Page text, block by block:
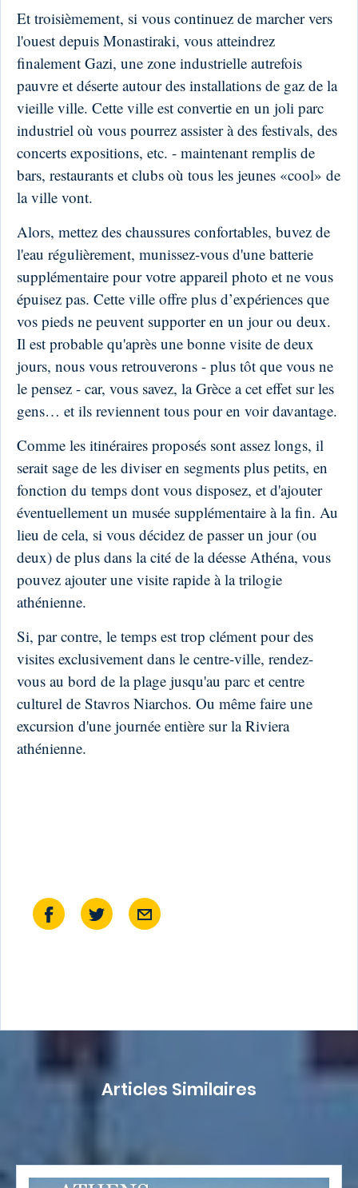
Et troisièmement, si vous continuez de marcher vers
l'ouest depuis Monastiraki, vous atteindrez
finalement Gazi, une zone industrielle autrefois
pauvre et déserte autour des installations de gaz de la
vieille ville. Cette ville est convertie en un joli parc
industriel où vous pourrez assister à des festivals, des
concerts expositions, etc. - maintenant remplis de
bars, restaurants et clubs où tous les jeunes «cool» de
la ville vont.
Alors, mettez des chaussures confortables, buvez de
l'eau régulièrement, munissez-vous d'une batterie
supplémentaire pour votre appareil photo et ne vous
épuisez pas. Cette ville offre plus d’expériences que
vos pieds ne peuvent supporter en un jour ou deux.
Il est probable qu'après une bonne visite de deux
jours, nous vous retrouverons - plus tôt que vous ne
le pensez - car, vous savez, la Grèce a cet effet sur les
gens… et ils reviennent tous pour en voir davantage.
Comme les itinéraires proposés sont assez longs, il
serait sage de les diviser en segments plus petits, en
fonction du temps dont vous disposez, et d'ajouter
éventuellement un musée supplémentaire à la fin. Au
lieu de cela, si vous décidez de passer un jour (ou
deux) de plus dans la cité de la déesse Athéna, vous
pouvez ajouter une visite rapide à la trilogie
athénienne.
Si, par contre, le temps est trop clément pour des
visites exclusivement dans le centre-ville, rendez-
vous au bord de la plage jusqu'au parc et centre
culturel de Stavros Niarchos. Ou même faire une
excursion d'une journée entière sur la Riviera
athénienne.
Articles Similaires